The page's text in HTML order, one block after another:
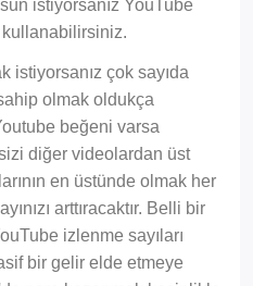
istiyorsanız YouTube
kullanabilirsiniz.
istiyorsanız çok sayıda
olmak oldukça
beğeni varsa
diğer videolardan üst
en üstünde olmak her
arttıracaktır. Belli bir
izlenme sayıları
bir gelir elde etmeye